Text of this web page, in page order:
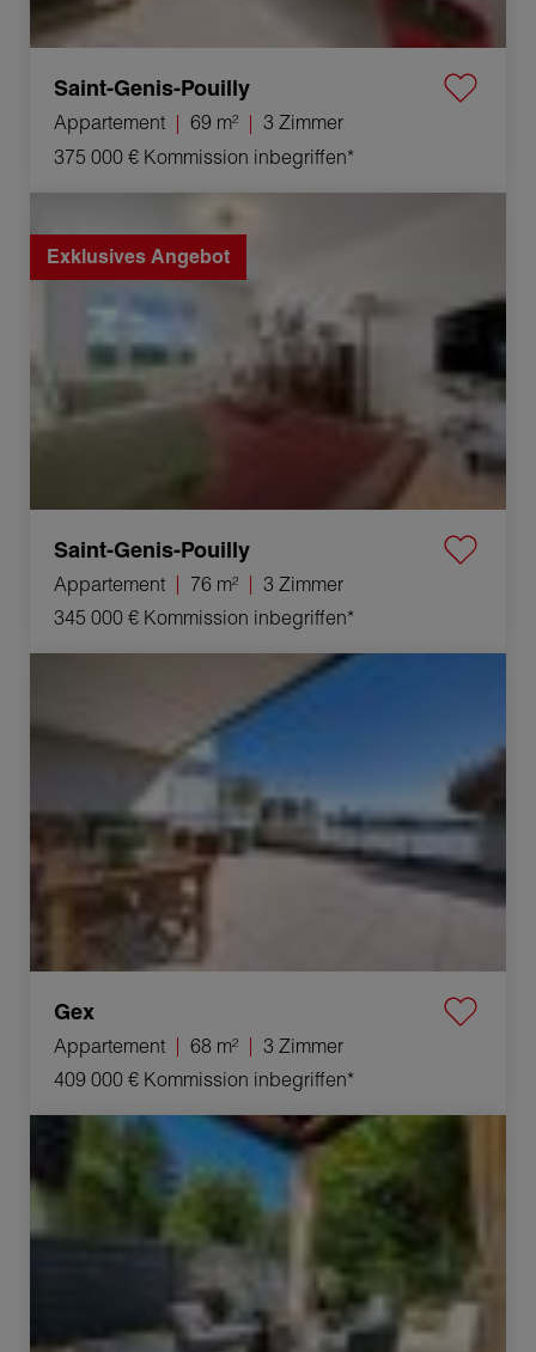
Saint-Genis-Pouilly
Appartement 69 m²
3 Zimmer
375 000 € Kommission inbegriffen*
Verkauf Appartement Saint-Genis-Pouilly 3 Zimmer 76 m²
Exklusives Angebot
Saint-Genis-Pouilly
Appartement 76 m²
3 Zimmer
345 000 € Kommission inbegriffen*
Verkauf Appartement Gex 3 Zimmer 68 m²
Gex
Appartement 68 m²
3 Zimmer
409 000 € Kommission inbegriffen*
Verkauf Appartement Sauverny 5 Zimmer 115 m²